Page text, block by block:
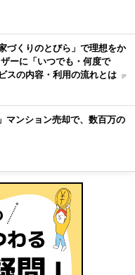
づくりのとびら」で理想をか
ーに「いつでも・何度で
スの内容・利用の流れとは [P
マンション売却で、数百万の